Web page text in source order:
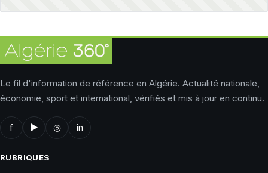
Le fil d'information de référence en Algérie. Actualité nationale,
économie, sport et international, vérifiés et mis à jour en continu.
f ▶ ◎ in
RUBRIQUES